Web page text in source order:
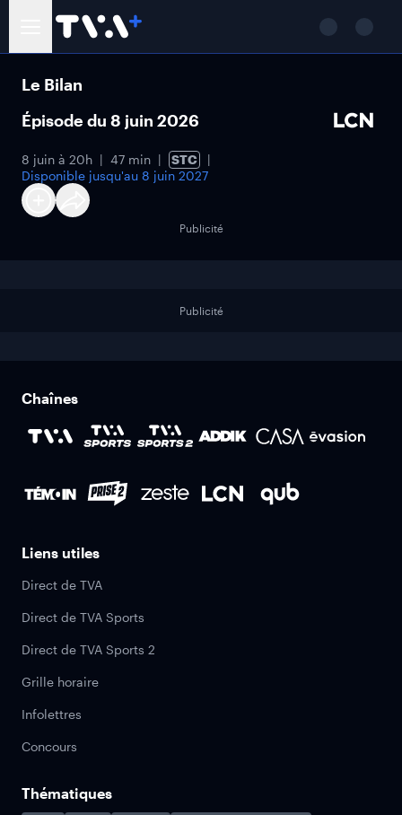
Le Bilan
Épisode du 8 juin 2026
8 juin à 20h 47 min
STC
Disponible jusqu'au 8 juin 2027
Publicité
Publicité
Chaînes
Liens utiles
Direct de TVA
Direct de TVA Sports
Direct de TVA Sports 2
Grille horaire
Infolettres
Concours
Thématiques